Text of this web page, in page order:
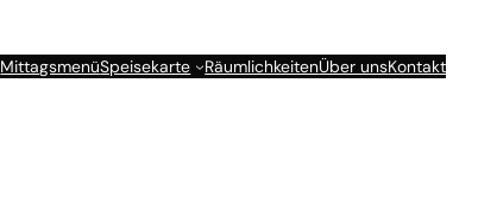
MittagsmenüSpeisekarte RäumlichkeitenÜber unsKontakt